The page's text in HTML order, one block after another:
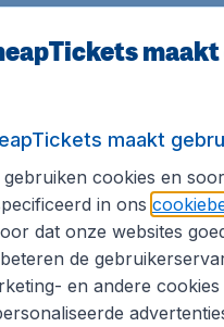
informatie
maakt
gebruiken cookies en
in ons
dat onze websites
de
en andere